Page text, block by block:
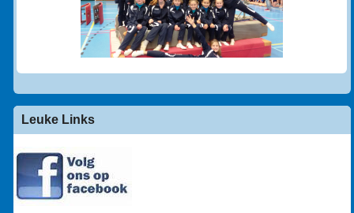
Leuke Links